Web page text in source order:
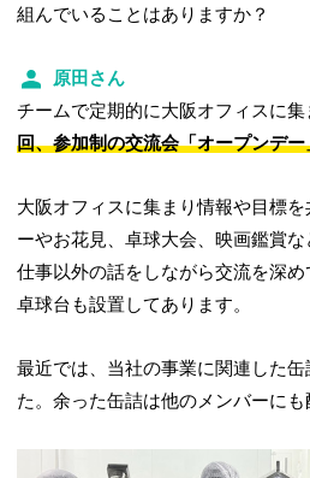
組んでいることはありますか？
原田さん
チームで定期的に大阪オフィスに
回、参加制の交流会「オープンデ
大阪オフィスに集まり情報や目標
ーやお花見、卓球大会、映画鑑賞な
仕事以外の話をしながら交流を深
卓球台も設置してあります。
最近では、当社の事業に関連した
た。余った缶詰は他のメンバーにも